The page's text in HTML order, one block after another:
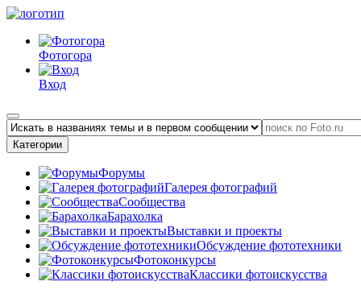
Фотогора
Вход
Категории
Форумы
Галерея фотографий
Сообщества
Барахолка
Выставки и проекты
Обсуждение фототехники
Фотоконкурсы
Классики фотоискусства